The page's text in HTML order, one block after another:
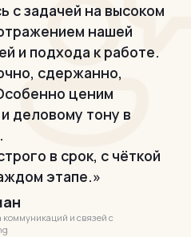
с задачей на высоком
нашей
и подхода к работе.
сдержанно,
ценим
деловому тону в
в срок, с чёткой
этапе.»
коммуникаций и связей с